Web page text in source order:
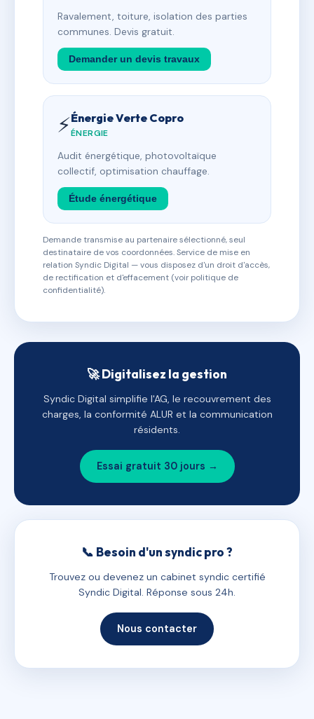
Ravalement, toiture, isolation des parties
communes. Devis gratuit.
Demander un devis travaux
⚡Énergie Verte Copro
ÉNERGIE
Audit énergétique, photovoltaïque
collectif, optimisation chauffage.
Étude énergétique
Demande transmise au partenaire sélectionné, seul
destinataire de vos coordonnées. Service de mise en
relation Syndic Digital — vous disposez d'un droit d'accès,
de rectification et d'effacement (voir politique de
confidentialité).
🚀 Digitalisez la gestion
Syndic Digital simplifie l'AG, le recouvrement des
charges, la conformité ALUR et la communication
résidents.
Essai gratuit 30 jours →
📞 Besoin d'un syndic pro ?
Trouvez ou devenez un cabinet syndic certifié
Syndic Digital. Réponse sous 24h.
Nous contacter